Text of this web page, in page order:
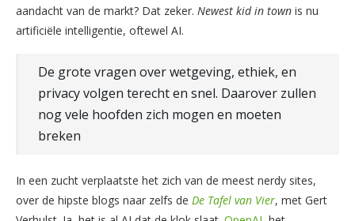
aandacht van de markt? Dat zeker. Newest kid in town is nu
artificiële intelligentie, oftewel AI.
De grote vragen over wetgeving, ethiek, en
privacy volgen terecht en snel. Daarover zullen
nog vele hoofden zich mogen en moeten
breken
In een zucht verplaatste het zich van de meest nerdy sites,
over de hipste blogs naar zelfs de De Tafel van Vier, met Gert